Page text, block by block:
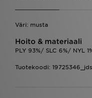
Väri: musta
Hoito & materiaali
PLY 93%/ SLC 6%/ NYL
Tuotekoodi: